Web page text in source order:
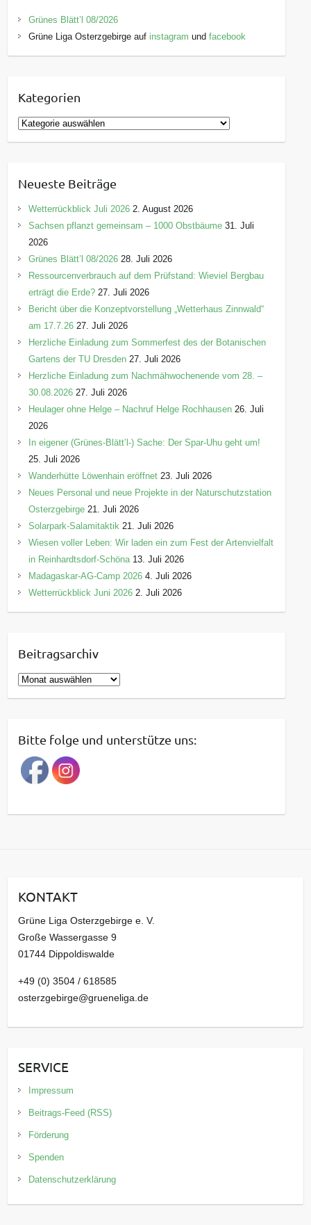
Grünes Blätt’l 08/2026
Grüne Liga Osterzgebirge auf instagram undfacebook
Kategorien
K
a
g
o
r
e
n
Neueste Beiträge
Wetterrückblick Juli 2026 2. August 2026
Sachsen pflanzt gemeinsam – 1000 Obstbäume 31. Juli
2026
Grünes Blätt’l 08/2026 28. Juli 2026
Ressourcenverbrauch auf dem Prüfstand: Wieviel Bergbau
erträgt die Erde? 27. Juli 2026
Bericht über die Konzeptvorstellung „Wetterhaus Zinnwald“
am 17.7.26 27. Juli 2026
Herzliche Einladung zum Sommerfest des der Botanischen
Gartens der TU Dresden 27. Juli 2026
Herzliche Einladung zum Nachmähwochenende vom 28. –
30.08.2026 27. Juli 2026
Heulager ohne Helge – Nachruf Helge Rochhausen 26. Juli
2026
In eigener (Grünes-Blätt’l-) Sache: Der Spar-Uhu geht um!
25. Juli 2026
Wanderhütte Löwenhain eröffnet 23. Juli 2026
Neues Personal und neue Projekte in der Naturschutzstation
Osterzgebirge 21. Juli 2026
Solarpark-Salamitaktik 21. Juli 2026
Wiesen voller Leben: Wir laden ein zum Fest der Artenvielfalt
in Reinhardtsdorf-Schöna 13. Juli 2026
Madagaskar-AG-Camp 2026 4. Juli 2026
Wetterrückblick Juni 2026 2. Juli 2026
Beitragsarchiv
B
e
r
a
g
a
v
Bitte folge und unterstütze uns:
KONTAKT
Grüne Liga Osterzgebirge e. V.
Große Wassergasse 9
01744 Dippoldiswalde
+49 (0) 3504 / 618585
osterzgebirge@grueneliga.de
SERVICE
Impressum
Beitrags-Feed (RSS)
Förderung
Spenden
Datenschutzerklärung